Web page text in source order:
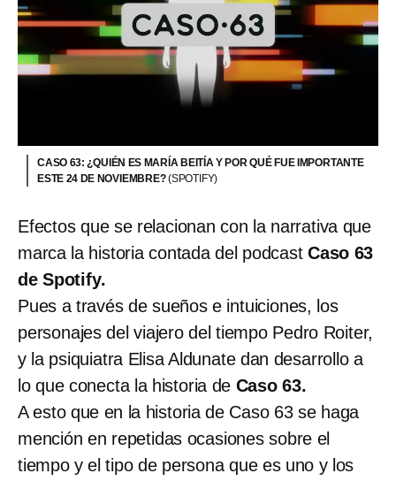
​​CASO 63: ¿QUIÉN ES MARÍA BEITÍA Y POR QUÉ FUE IMPORTANTE
ESTE 24 DE NOVIEMBRE?(SPOTIFY)
Efectos que se relacionan con la narrativa que
marca la historia contada del podcastCaso 63
de Spotify.
Pues a través de sueños e intuiciones, los
personajes del viajero del tiempo Pedro Roiter,
y la psiquiatra Elisa Aldunate dan desarrollo a
lo que conecta la historia de Caso 63.
A esto que en la historia de Caso 63 se haga
mención en repetidas ocasiones sobre el
tiempo y el tipo de persona que es uno y los